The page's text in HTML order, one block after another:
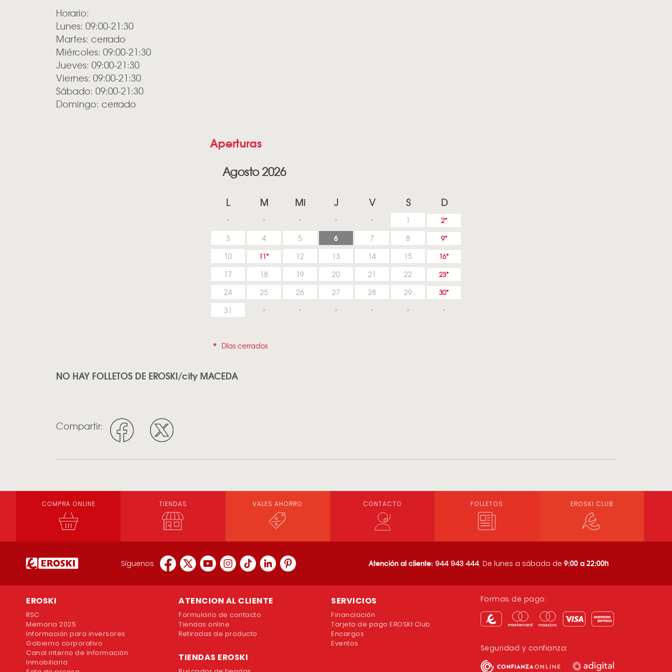
Horario:
Lunes: 09:00-21:30
Martes: cerrado
Miércoles: 09:00-21:30
Jueves: 09:00-21:30
Viernes: 09:00-21:30
Sábado: 09:00-21:30
Domingo: cerrado
Aperturas
Agosto 2026
L M Mi J V S D
1 2
3 4 5 6 7 8 9
10 11 12 13 14 15 16
17 18 19 20 21 22 23
24 25 26 27 28 29 30
31
* Días cerrados
NO HAY FOLLETOS DE EROSKI/city MACEDA
Compartir:
COMPRA ONLINE TIENDAS VALES AHORRO CONTACTO FOLLETOS EROSKI CLUB
Síguenos Atención al cliente: 944 943 444. De lunes a sábado de 9:00 a 22:00h
EROSKI
RSC
Memoria 2025
Información para inversores
Gobierno corporativo
Canal interno de información
Inmobiliaria
ATENCION AL CLIENTE
Formulario de contacto
Tiendas online
Retiradas de producto
TIENDAS EROSKI
SERVICIOS
Financiación
Tarjeta de pago EROSKI Club
Encargos
Eventos
Formas de pago:
Seguridad y confianza: